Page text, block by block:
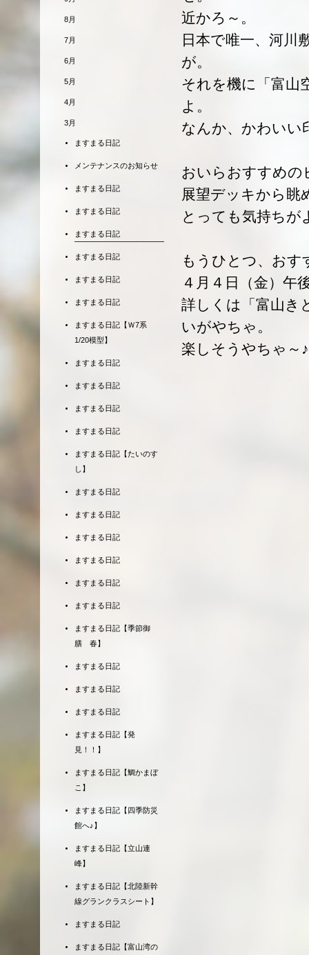
近かろ～。
日本で唯一、河川
が。
それを機に「富山
よ。
なんか、かわいい
おいらおすすめの
展望デッキから眺
とっても気持ちが
もうひとつ、おす
４月４日（金）午
詳しくは「富山き
いがやちゃ。
楽しそうやちゃ～♪
8月
7月
6月
5月
4月
3月
ますまる日記
メンテナンスのお知らせ
ますまる日記
ますまる日記
ますまる日記
ますまる日記
ますまる日記
ますまる日記
ますまる日記【Ｗ7系
1/20模型】
ますまる日記
ますまる日記
ますまる日記
ますまる日記
ますまる日記【たいのす
し】
ますまる日記
ますまる日記
ますまる日記
ますまる日記
ますまる日記
ますまる日記
ますまる日記【季節御
膳 春】
ますまる日記
ますまる日記
ますまる日記
ますまる日記【発
見！！】
ますまる日記【鯛かまぼ
こ】
ますまる日記【四季防災
館へ♪】
ますまる日記【立山連
峰】
ますまる日記【北陸新幹
線グランクラスシート】
ますまる日記
ますまる日記【富山湾の